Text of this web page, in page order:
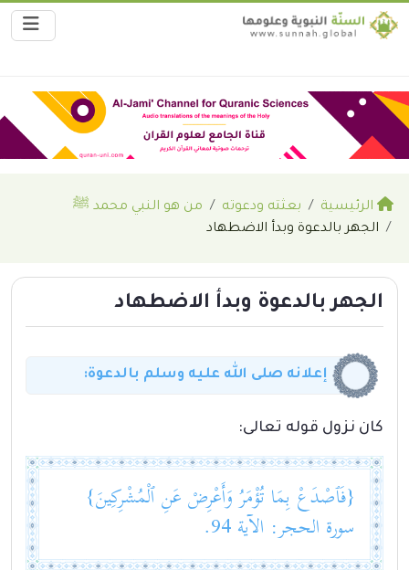
الرئيسية بعثته ودعوته
من هو النبي محمد ﷺ
الجهر بالدعوة وبدأ الاضطهاد
الجهر بالدعوة وبدأ الاضطهاد
إعلانه صلى الله عليه وسلم بالدعوة:
كان نزول قوله تعالى:
{فَٱصْدَعْ بِمَا تُؤْمَرُ وَأَعْرِضْ عَنِ ٱلْمُشْرِكِينَ}
سورة الحجر: الآية 94.